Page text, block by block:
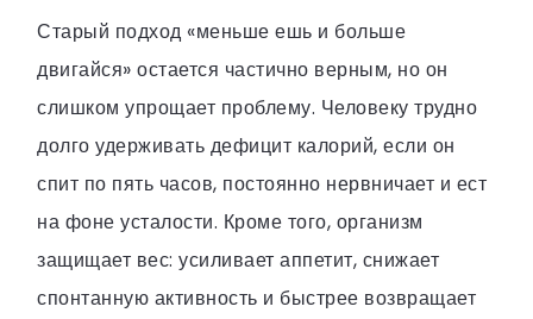
Старый подход «меньше ешь и больше
двигайся» остается частично верным, но он
слишком упрощает проблему. Человеку трудно
долго удерживать дефицит калорий, если он
спит по пять часов, постоянно нервничает и ест
на фоне усталости. Кроме того, организм
защищает вес: усиливает аппетит, снижает
спонтанную активность и быстрее возвращает